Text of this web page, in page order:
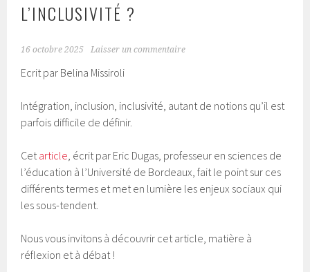
L’INCLUSIVITÉ ?
16 octobre 2025 Laisser un commentaire
Ecrit par Belina Missiroli
Intégration, inclusion, inclusivité, autant de notions qu’il est
parfois difficile de définir.
Cetarticle, écrit par Eric Dugas, professeur en sciences de
l’éducation à l’Université de Bordeaux, fait le point sur ces
différents termes et met en lumière les enjeux sociaux qui
les sous-tendent.
Nous vous invitons à découvrir cet article, matière à
réflexion et à débat !